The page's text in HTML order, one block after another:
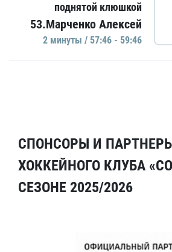
поднятой клюшкой
53.Марченко Алексей
2 минуты / 57:46 - 59:46
СПОНСОРЫ И
ХОККЕЙНОГО КЛУБА
СЕЗОНЕ 2025/2026